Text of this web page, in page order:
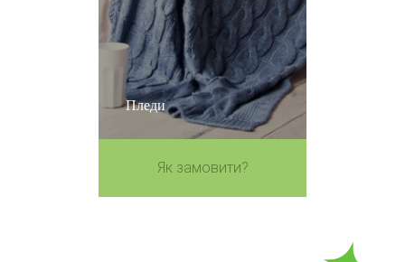
Пледи
Як замовити?